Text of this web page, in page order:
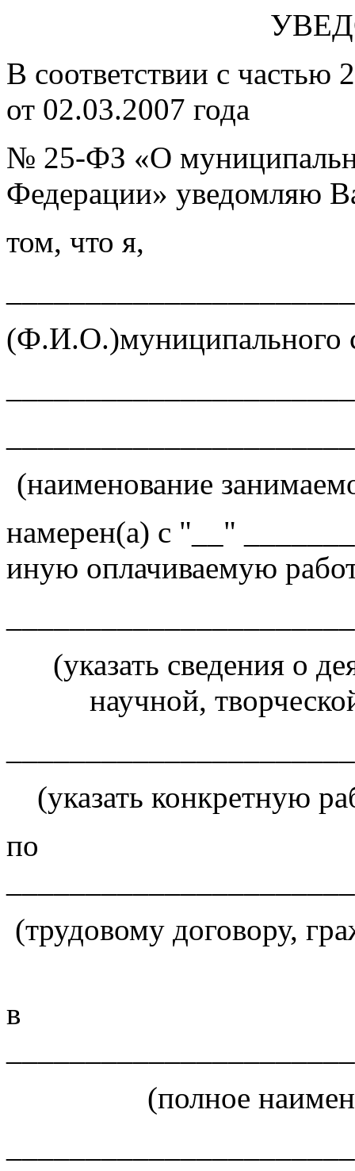
В соответствии с частью
от 02.03.2007 года
№ 25-ФЗ «О
Федерации» уведомляю
том, что я,
(Ф.И.О.)муниципального
(наименование
намерен(а) с "__"
иную оплачиваемую
(указать сведения о
научной,
(указать конкретную
по
(трудовому договору,
в
(полное